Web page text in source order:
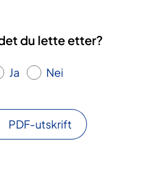
du lette etter?
Ja Nei
PDF-utskrift